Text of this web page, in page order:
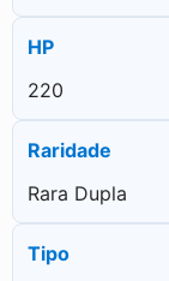
HP
220
Raridade
Rara Dupla
Tipo